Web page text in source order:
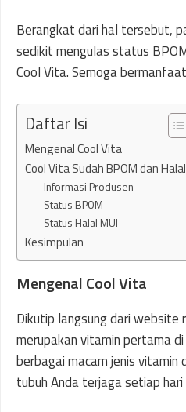
Berangkat dari hal tersebut,
sedikit mengulas status
Cool Vita. Semoga
Daftar Isi
Mengenal Cool Vita
Cool Vita Sudah BPOM dan
Informasi Produsen
Status BPOM
Status Halal MUI
Kesimpulan
Mengenal Cool Vita
Dikutip langsung dari website
merupakan vitamin pertama
berbagai macam jenis vitamin
tubuh Anda terjaga setiap